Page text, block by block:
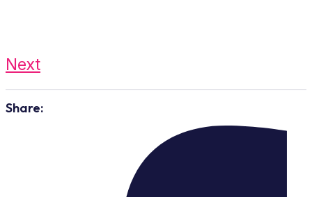
Next
Share: